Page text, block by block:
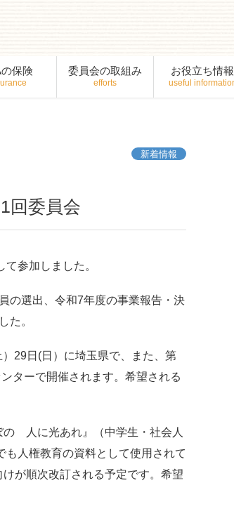
の保険 委員会の取組み お役立ち情報
新着情報
回委員会
参加しました。
の選出、令和7年度の事業報告・決
た。
29日(日）に埼玉県で、また、第
ターで開催されます。希望される
人に光あれ』（中学生・社会人
人権教育の資料として使用されて
が順次改訂される予定です。希望